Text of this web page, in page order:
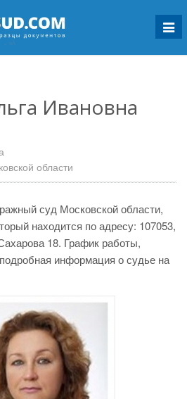
Ивановна
области
суд Московской области,
находится по адресу: 107053,
18. График работы,
информация о судье на